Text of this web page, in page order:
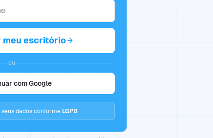
meu escritório
ou
com Google
dados conforme LGPD